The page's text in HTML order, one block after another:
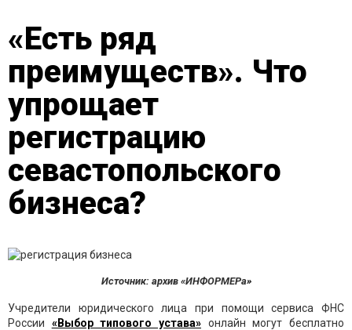
«Есть ряд
преимуществ». Что
упрощает
регистрацию
севастопольского
бизнеса?
Источник: архив «ИНФОРМЕРа»
Учредители юридического лица при помощи сервиса ФНС
России «Выбор типового устава» онлайн могут бесплатно